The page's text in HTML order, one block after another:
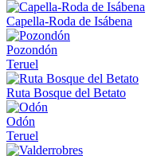
Capella-Roda de Isábena
Pozondón
Teruel
Ruta Bosque del Betato
Odón
Teruel